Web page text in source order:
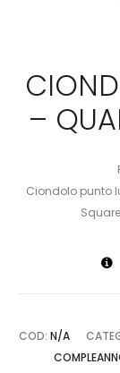
–
Ciondolo punto
COD: N/A